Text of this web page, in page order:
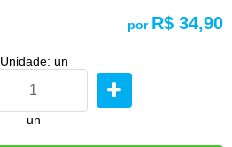
por R$ 34,90
Unidade: un
un